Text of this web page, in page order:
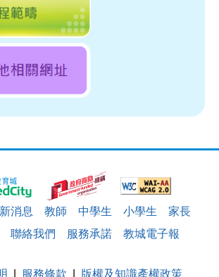
人文教育
展科
進行互動學習
他學習經歷
消息 教師 中學生 小學生
家長
聯絡我們 服務承諾 教城電子報
服務條款 版權及知識產權政策